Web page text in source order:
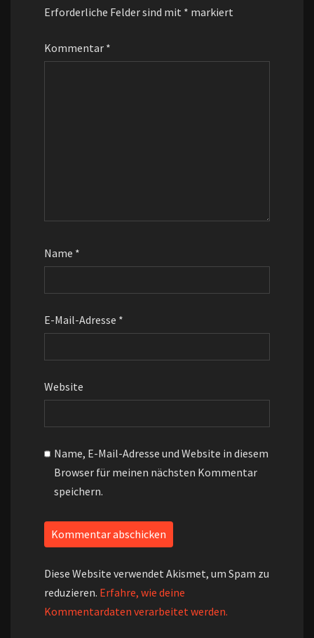
Erforderliche Felder sind mit * markiert
Kommentar *
Name *
E-Mail-Adresse *
Website
Name, E-Mail-Adresse und Website in diesem
Browser für meinen nächsten Kommentar
speichern.
Diese Website verwendet Akismet, um Spam zu
reduzieren. Erfahre, wie deine
Kommentardaten verarbeitet werden.